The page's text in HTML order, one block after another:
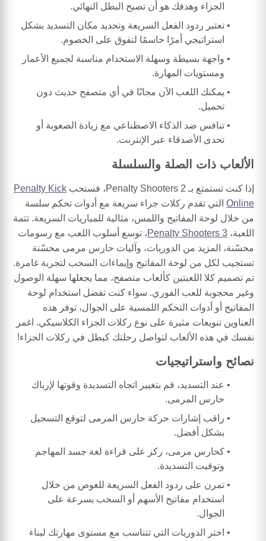
الجزاء وهدفك هو أن تصبح البطل النهائي.
تعتبر ردود الفعل السريعة وتحديد مكان التسديد بشكل
استراتيجي أمرًا حاسمًا لتفوق على الخصوم.
واجهة بسيطة وسهلة الاستخدام مناسبة لجميع الأعمار
ومستويات المهارة.
يمكنك اللعب الآن مجانًا في أي متصفح حديث دون
تحميل.
تنافس ضد الذكاء الاصطناعي مع زيادة الصعوبة أو
تحدى الأصدقاء عبر الإنترنت.
الألعاب ذات الصلة والسلسلة
إذا كنت تستمتع بـ Penalty Shooters 2، فستحب
Penalty Kick
Online التي تقدم ركلات جزاء سريعة مع أدوات تحكم سلسة
من خلال لوحة المفاتيح واللمس، مثالية للمباريات السريعة. تتمة
اللعبة، Penalty Shooters 3، توسع أسلوب اللعب مع رسومات
محسّنة، المزيد من الدوريات، وآليات حارس مرمى محسّنة
تستجيب لكل من لوحة المفاتيح وإيماءات السحب لتجربة غامرة.
تم تصميم كلا اللعبتين كألعاب متصفح، مما يجعلها سهلة الوصول
وغير محجوبة للعب الفوري. سواء كنت تفضل استخدام لوحة
المفاتيح أو أدوات التحكم اللمسية على الجوال، توفر هذه
العناوين تنويعات مثيرة على نوع ركلات الجزاء الكلاسيكي. اغمر
نفسك في هذه الألعاب لتواصل رحلتك كبطل في ركلات الجزاء!
نصائح واستراتيجيات
عند التسديد، قم بتغيير اتجاه التسديدة وقوتها لإرباك
حارس المرمى.
راقب إشارات حركة حارس المرمى لتوقع التسجيل
بشكل أفضل.
كحارس مرمى، ركز على قراءة لغة جسد المهاجم
وتوقيت التسديدة.
تمرن على ردود الفعل السريعة للغوص من خلال
استخدام مفاتيح الأسهم أو السحب بسرعة على
الجوال.
اختر الدوريات التي تتناسب مع مستوى مهارتك لبناء